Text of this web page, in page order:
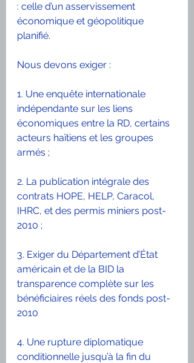
: celle d’un asservissement
économique et géopolitique
planifié.
Nous devons exiger :
1. Une enquête internationale
indépendante sur les liens
économiques entre la RD, certains
acteurs haïtiens et les groupes
armés ;
2. La publication intégrale des
contrats HOPE, HELP, Caracol,
IHRC, et des permis miniers post-
2010 ;
3. Exiger du Département d’État
américain et de la BID la
transparence complète sur les
bénéficiaires réels des fonds post-
2010
4. Une rupture diplomatique
conditionnelle jusqu’à la fin du